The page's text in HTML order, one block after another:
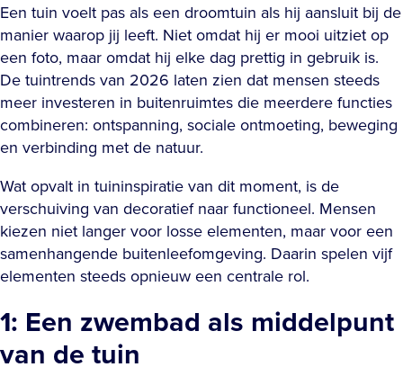
Een tuin voelt pas als een droomtuin als hij aansluit bij de
manier waarop jij leeft. Niet omdat hij er mooi uitziet op
een foto, maar omdat hij elke dag prettig in gebruik is.
De tuintrends van 2026 laten zien dat mensen steeds
meer investeren in buitenruimtes die meerdere functies
combineren: ontspanning, sociale ontmoeting, beweging
en verbinding met de natuur.
Wat opvalt in tuininspiratie van dit moment, is de
verschuiving van decoratief naar functioneel. Mensen
kiezen niet langer voor losse elementen, maar voor een
samenhangende buitenleefomgeving. Daarin spelen vijf
elementen steeds opnieuw een centrale rol.
1: Een zwembad als middelpunt
van de tuin